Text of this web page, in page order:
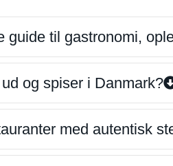
guide til gastronomi,
og spiser i Danmark?
med autentisk